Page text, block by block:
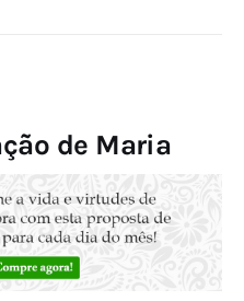
de Maria